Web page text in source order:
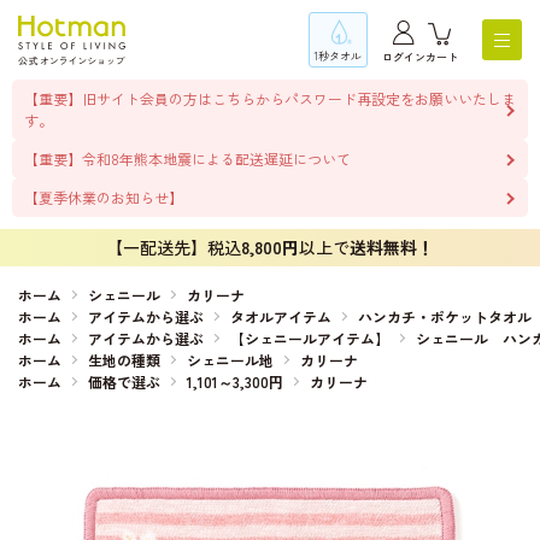
1秒タオル ログインカート
【重要】旧サイト会員の方はこちらからパスワード再設定をお願いいたしま
す。
【重要】令和8年熊本地震による配送遅延について
【夏季休業のお知らせ】
【一配送先】税込8,800円以上で送料無料！
ホーム シェニール
カリーナ
ホーム
アイテムから選ぶ タオルアイテム
ハンカチ・ポケットタオル
ホーム
アイテムから選ぶ 【シェニールアイテム】
シェニール ハン
ホーム
生地の種類 シェニール地
カリーナ
ホーム
価格で選ぶ 1,101～3,300円 カリーナ